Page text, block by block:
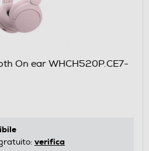
On ear WHCH520P.CE7-
verifica